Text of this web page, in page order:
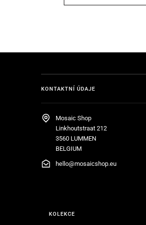
KONTAKTNÍ ÚDAJE
Mosaic Shop
Linkhoutstraat 212
3560 LUMMEN
BELGIUM
hello@mosaicshop.eu
KOLEKCE